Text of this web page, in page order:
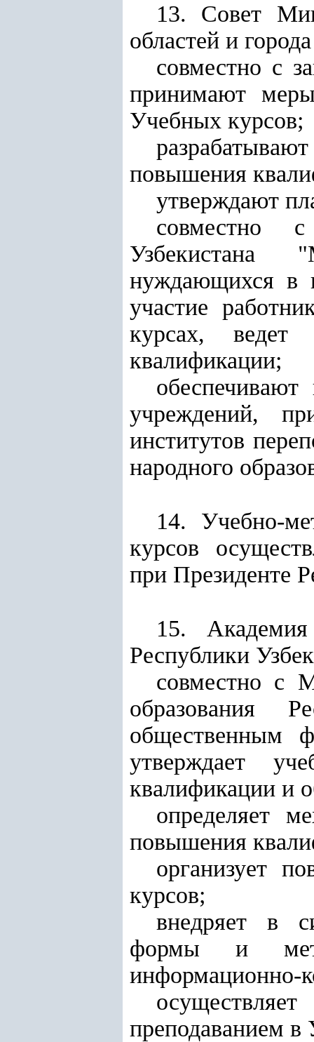
13. Совет
областей и
совместно с
принимают
Учебных курсов;
повышения
утверждают
совместно
Узбекистана
нуждающихся в
участие
курсах,
квалификации;
учреждений,
институтов
народного
14. Учебно-
курсов
при Президенте
15. Академия
Республики
совместно с
образования
общественным
утверждает
квалификации и
определяет
повышения
организует
курсов;
внедряет в
формы и
информационно-
преподаванием